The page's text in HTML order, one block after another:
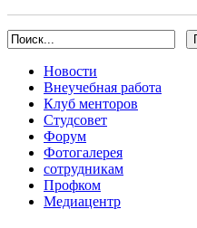
Новости
Внеучебная работа
Клуб менторов
Студсовет
Форум
Фотогалерея
сотрудникам
Профком
Медиацентр